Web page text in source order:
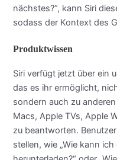
nächstes?“, kann Siri
sodass der Kontext des
Produktwissen
Siri verfügt jetzt über ein
das es ihr ermöglicht,
sondern auch zu
Macs, Apple TVs, Apple
zu beantworten.
stellen, wie „Wie kann